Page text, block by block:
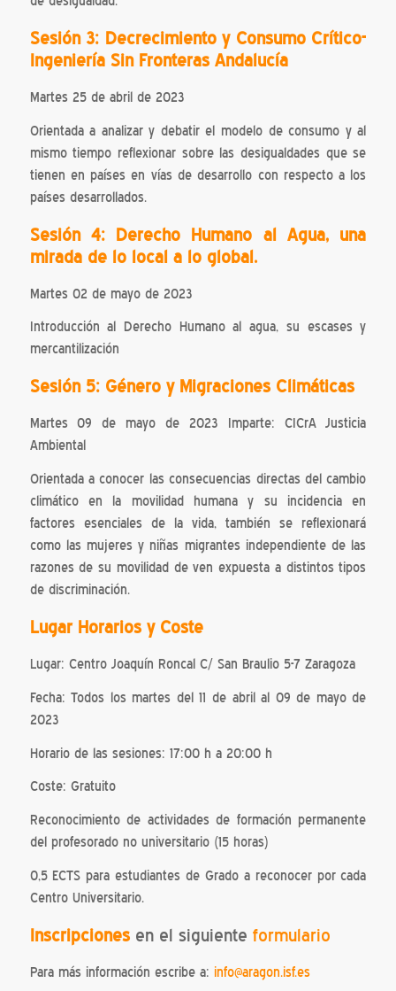
Sesión 3: Decrecimiento y Consumo Crítico-
Ingeniería Sin Fronteras Andalucía
Martes 25 de abril de 2023
Orientada a analizar y debatir el modelo de consumo y al
mismo tiempo reflexionar sobre las desigualdades que se
tienen en países en vías de desarrollo con respecto a los
países desarrollados.
Sesión 4: Derecho Humano al Agua, una
mirada de lo local a lo global.
Martes 02 de mayo de 2023
Introducción al Derecho Humano al agua, su escases y
mercantilización
Sesión 5: Género y Migraciones Climáticas
Martes 09 de mayo de 2023 Imparte: CICrA Justicia
Ambiental
Orientada a conocer las consecuencias directas del cambio
climático en la movilidad humana y su incidencia en
factores esenciales de la vida, también se reflexionará
como las mujeres y niñas migrantes independiente de las
razones de su movilidad de ven expuesta a distintos tipos
de discriminación.
Lugar Horarios y Coste
Lugar: Centro Joaquín Roncal C/ San Braulio 5-7 Zaragoza
Fecha: Todos los martes del 11 de abril al 09 de mayo de
2023
Horario de las sesiones: 17:00 h a 20:00 h
Coste: Gratuito
Reconocimiento de actividades de formación permanente
del profesorado no universitario (15 horas)
0,5 ECTS para estudiantes de Grado a reconocer por cada
Centro Universitario.
Inscripcionesen el siguiente formulario
Para más información escribe a: info@aragon.isf.es